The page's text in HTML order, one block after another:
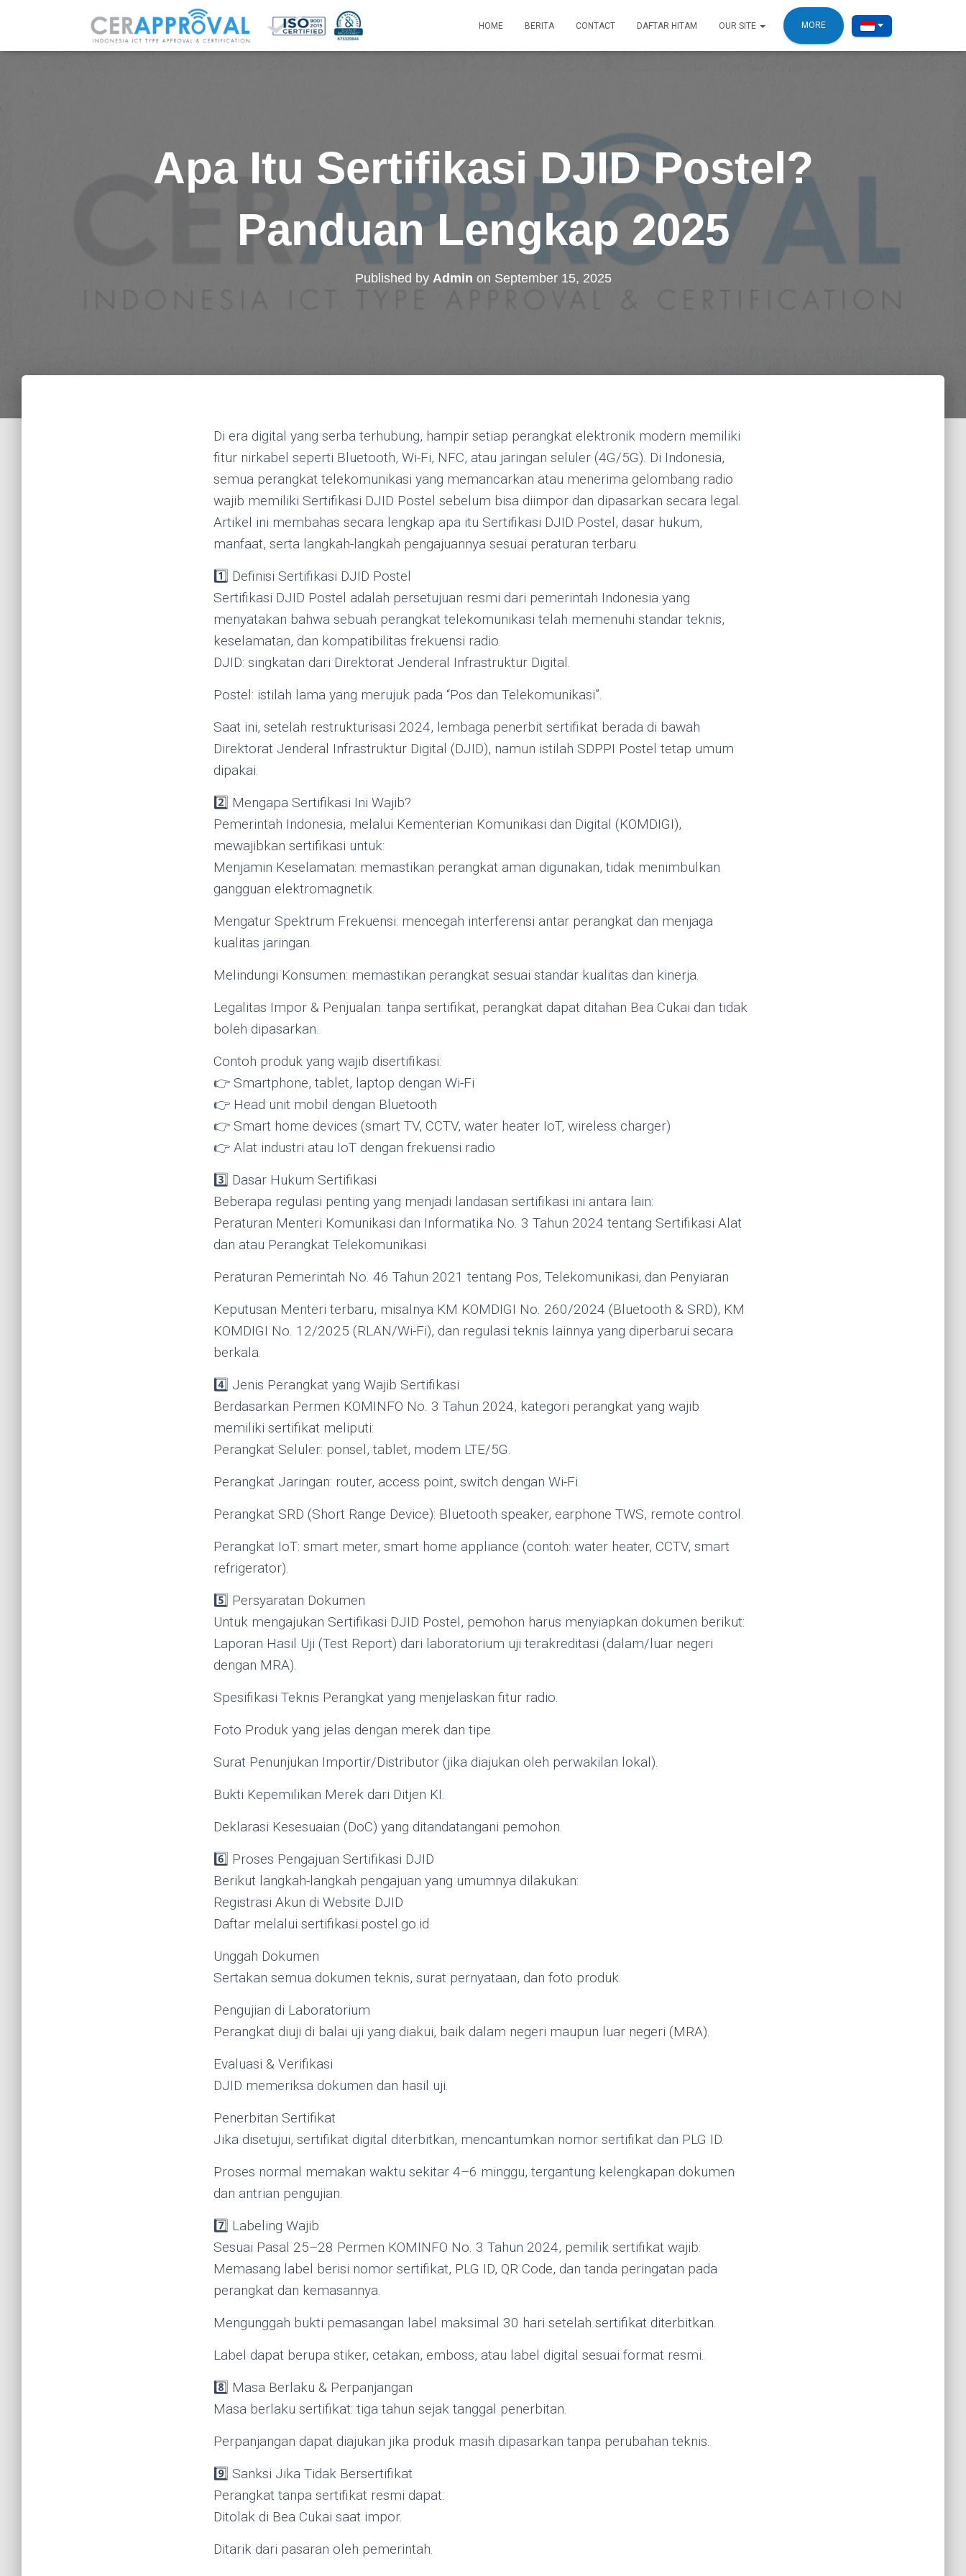
HOME BERITA CONTACT DAFTAR HITAM OUR SITE MORE
Apa Itu Sertifikasi DJID Postel?
Panduan Lengkap 2025
Published by Admin on September 15, 2025
Di era digital yang serba terhubung, hampir setiap perangkat elektronik modern memiliki
fitur nirkabel seperti Bluetooth, Wi-Fi, NFC, atau jaringan seluler (4G/5G). Di Indonesia,
semua perangkat telekomunikasi yang memancarkan atau menerima gelombang radio
wajib memiliki Sertifikasi DJID Postel sebelum bisa diimpor dan dipasarkan secara legal.
Artikel ini membahas secara lengkap apa itu Sertifikasi DJID Postel, dasar hukum,
manfaat, serta langkah-langkah pengajuannya sesuai peraturan terbaru.
1️⃣ Definisi Sertifikasi DJID Postel
Sertifikasi DJID Postel adalah persetujuan resmi dari pemerintah Indonesia yang
menyatakan bahwa sebuah perangkat telekomunikasi telah memenuhi standar teknis,
keselamatan, dan kompatibilitas frekuensi radio.
DJID: singkatan dari Direktorat Jenderal Infrastruktur Digital.
Postel: istilah lama yang merujuk pada “Pos dan Telekomunikasi”.
Saat ini, setelah restrukturisasi 2024, lembaga penerbit sertifikat berada di bawah
Direktorat Jenderal Infrastruktur Digital (DJID), namun istilah SDPPI Postel tetap umum
dipakai.
2️⃣ Mengapa Sertifikasi Ini Wajib?
Pemerintah Indonesia, melalui Kementerian Komunikasi dan Digital (KOMDIGI),
mewajibkan sertifikasi untuk:
Menjamin Keselamatan: memastikan perangkat aman digunakan, tidak menimbulkan
gangguan elektromagnetik.
Mengatur Spektrum Frekuensi: mencegah interferensi antar perangkat dan menjaga
kualitas jaringan.
Melindungi Konsumen: memastikan perangkat sesuai standar kualitas dan kinerja.
Legalitas Impor & Penjualan: tanpa sertifikat, perangkat dapat ditahan Bea Cukai dan tidak
boleh dipasarkan.
Contoh produk yang wajib disertifikasi:
👉 Smartphone, tablet, laptop dengan Wi-Fi
👉 Head unit mobil dengan Bluetooth
👉 Smart home devices (smart TV, CCTV, water heater IoT, wireless charger)
👉 Alat industri atau IoT dengan frekuensi radio
3️⃣ Dasar Hukum Sertifikasi
Beberapa regulasi penting yang menjadi landasan sertifikasi ini antara lain:
Peraturan Menteri Komunikasi dan Informatika No. 3 Tahun 2024 tentang Sertifikasi Alat
dan atau Perangkat Telekomunikasi
Peraturan Pemerintah No. 46 Tahun 2021 tentang Pos, Telekomunikasi, dan Penyiaran
Keputusan Menteri terbaru, misalnya KM KOMDIGI No. 260/2024 (Bluetooth & SRD), KM
KOMDIGI No. 12/2025 (RLAN/Wi-Fi), dan regulasi teknis lainnya yang diperbarui secara
berkala.
4️⃣ Jenis Perangkat yang Wajib Sertifikasi
Berdasarkan Permen KOMINFO No. 3 Tahun 2024, kategori perangkat yang wajib
memiliki sertifikat meliputi:
Perangkat Seluler: ponsel, tablet, modem LTE/5G.
Perangkat Jaringan: router, access point, switch dengan Wi-Fi.
Perangkat SRD (Short Range Device): Bluetooth speaker, earphone TWS, remote control.
Perangkat IoT: smart meter, smart home appliance (contoh: water heater, CCTV, smart
refrigerator).
5️⃣ Persyaratan Dokumen
Untuk mengajukan Sertifikasi DJID Postel, pemohon harus menyiapkan dokumen berikut:
Laporan Hasil Uji (Test Report) dari laboratorium uji terakreditasi (dalam/luar negeri
dengan MRA).
Spesifikasi Teknis Perangkat yang menjelaskan fitur radio.
Foto Produk yang jelas dengan merek dan tipe.
Surat Penunjukan Importir/Distributor (jika diajukan oleh perwakilan lokal).
Bukti Kepemilikan Merek dari Ditjen KI.
Deklarasi Kesesuaian (DoC) yang ditandatangani pemohon.
6️⃣ Proses Pengajuan Sertifikasi DJID
Berikut langkah-langkah pengajuan yang umumnya dilakukan:
Registrasi Akun di Website DJID
Daftar melalui sertifikasi.postel.go.id.
Unggah Dokumen
Sertakan semua dokumen teknis, surat pernyataan, dan foto produk.
Pengujian di Laboratorium
Perangkat diuji di balai uji yang diakui, baik dalam negeri maupun luar negeri (MRA).
Evaluasi & Verifikasi
DJID memeriksa dokumen dan hasil uji.
Penerbitan Sertifikat
Jika disetujui, sertifikat digital diterbitkan, mencantumkan nomor sertifikat dan PLG ID.
Proses normal memakan waktu sekitar 4–6 minggu, tergantung kelengkapan dokumen
dan antrian pengujian.
7️⃣ Labeling Wajib
Sesuai Pasal 25–28 Permen KOMINFO No. 3 Tahun 2024, pemilik sertifikat wajib:
Memasang label berisi nomor sertifikat, PLG ID, QR Code, dan tanda peringatan pada
perangkat dan kemasannya.
Mengunggah bukti pemasangan label maksimal 30 hari setelah sertifikat diterbitkan.
Label dapat berupa stiker, cetakan, emboss, atau label digital sesuai format resmi.
8️⃣ Masa Berlaku & Perpanjangan
Masa berlaku sertifikat: tiga tahun sejak tanggal penerbitan.
Perpanjangan dapat diajukan jika produk masih dipasarkan tanpa perubahan teknis.
9️⃣ Sanksi Jika Tidak Bersertifikat
Perangkat tanpa sertifikat resmi dapat:
Ditolak di Bea Cukai saat impor.
Ditarik dari pasaran oleh pemerintah.